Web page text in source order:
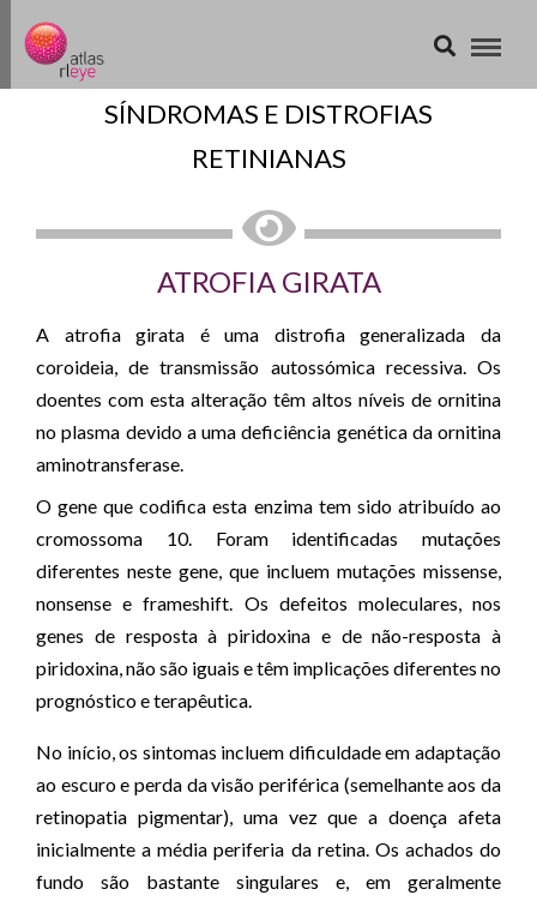
SÍNDROMAS E DISTROFIAS
RETINIANAS
ATROFIA GIRATA
A atrofia girata é uma distrofia generalizada da
coroideia, de transmissão autossómica recessiva. Os
doentes com esta alteração têm altos níveis de ornitina
no plasma devido a uma deficiência genética da ornitina
aminotransferase.
O gene que codifica esta enzima tem sido atribuído ao
cromossoma 10. Foram identificadas mutações
diferentes neste gene, que incluem mutações missense,
nonsense e frameshift. Os defeitos moleculares, nos
genes de resposta à piridoxina e de não-resposta à
piridoxina, não são iguais e têm implicações diferentes no
prognóstico e terapêutica.
No início, os sintomas incluem dificuldade em adaptação
ao escuro e perda da visão periférica (semelhante aos da
retinopatia pigmentar), uma vez que a doença afeta
inicialmente a média periferia da retina. Os achados do
fundo são bastante singulares e, em geralmente